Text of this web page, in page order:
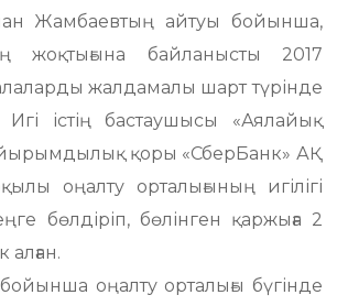
Жамбаевтың айтуы бойынша,
жоқтығына байланысты 2017
жалдамалы шарт түрінде
істің бастаушысы «Аялайық
қоры «СберБанк» АҚ
оңалту орталығының игілігі
бөлдіріп, бөлінген қаржыға 2
алған.
бойынша оңалту орталығы бүгінде